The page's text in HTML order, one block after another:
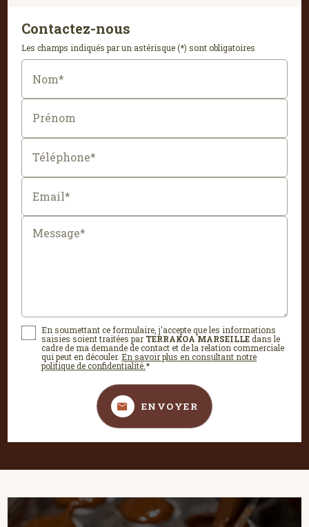
Contactez-nous
Les champs indiqués par un astérisque (*) sont obligatoires
Nom*
Prénom
Téléphone*
Email*
Message*
En soumettant ce formulaire, j'accepte que les informations
saisies soient traitées par TERRAKOA MARSEILLEdans le
cadre de ma demande de contact et de la relation commerciale
qui peut en découler.En savoir plus en consultant notre
politique de confidentialité. *
ENVOYER